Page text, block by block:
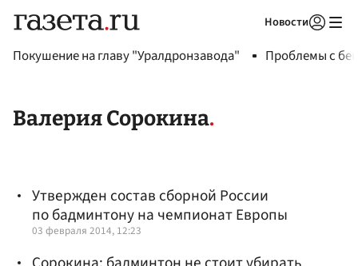
Новости
Покушение на главу "Уралдронзавода" Проблемы с
Валерия Сорокина
Утвержден состав сборной России
по бадминтону на чемпионат Европы
03 февраля 2014, 12:23